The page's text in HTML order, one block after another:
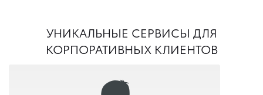
УНИКАЛЬНЫЕ СЕРВИСЫ ДЛЯ
КОРПОРАТИВНЫХ КЛИЕНТОВ